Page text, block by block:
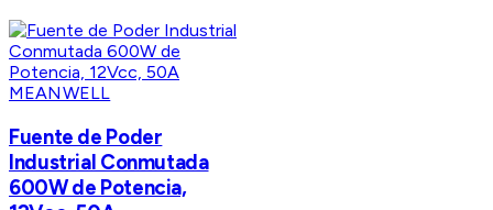
MEANWELL
Fuente de Poder
Industrial Conmutada
600W de Potencia,